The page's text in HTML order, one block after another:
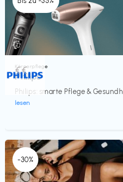
Körperpflege
Philips
Philips: smarte Pflege &
lesen
€€‎
-30%